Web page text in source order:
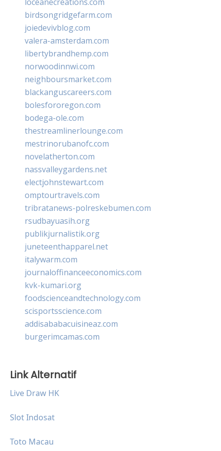
birdsongridgefarm.com
joiedevivblog.com
valera-amsterdam.com
libertybrandhemp.com
norwoodinnwi.com
neighboursmarket.com
blackanguscareers.com
bolesfororegon.com
bodega-ole.com
thestreamlinerlounge.com
mestrinorubanofc.com
novelatherton.com
nassvalleygardens.net
electjohnstewart.com
omptourtravels.com
tribratanews-polreskebumen.com
rsudbayuasih.org
publikjurnalistik.org
juneteenthapparel.net
italywarm.com
journaloffinanceeconomics.com
kvk-kumari.org
foodscienceandtechnology.com
scisportsscience.com
addisababacuisineaz.com
burgerimcamas.com
Link Alternatif
Live Draw HK
Slot Indosat
Toto Macau